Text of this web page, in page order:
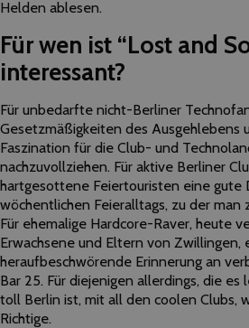
Helden ablesen.
Für wen ist “Lost and
interessant?
Für unbedarfte nicht-Berliner
Gesetzmäßigkeiten des Ausgehlebens
Faszination für die Club- und
nachzuvollziehen. Für aktive Berliner
hartgesottene Feiertouristen eine gute
wöchentlichen Feieralltags, zu der man
Für ehemalige Hardcore-Raver, heute
Erwachsene und Eltern von Zwillingen,
heraufbeschwörende Erinnerung an
Bar 25. Für diejenigen allerdings, die es
toll Berlin ist, mit all den coolen Clubs,
Richtige.